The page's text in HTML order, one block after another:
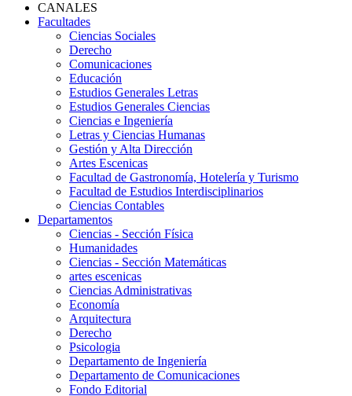
CANALES
Facultades
Ciencias Sociales
Derecho
Comunicaciones
Educación
Estudios Generales Letras
Estudios Generales Ciencias
Ciencias e Ingeniería
Letras y Ciencias Humanas
Gestión y Alta Dirección
Artes Escenicas
Facultad de Gastronomía, Hotelería y Turismo
Facultad de Estudios Interdisciplinarios
Ciencias Contables
Departamentos
Ciencias - Sección Física
Humanidades
Ciencias - Sección Matemáticas
artes escenicas
Ciencias Administrativas
Economía
Arquitectura
Derecho
Psicologia
Departamento de Ingeniería
Departamento de Comunicaciones
Fondo Editorial